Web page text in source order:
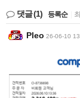
댓글(1) 등록순
Pleo 26-06-10